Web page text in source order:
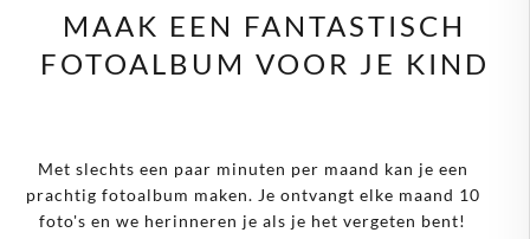
MAAK EEN FANTASTISCH
FOTOALBUM VOOR JE KIND
Met slechts een paar minuten per maand kan je een
prachtig fotoalbum maken. Je ontvangt elke maand 10
foto's en we herinneren je als je het vergeten bent!